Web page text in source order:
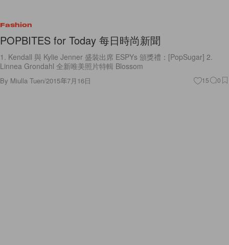
Fashion
POPBITES for Today 每日時尚新聞
1. Kendall 與 Kylie Jenner 盛裝出席 ESPYs 頒獎禮：[PopSugar] 2.
Linnea Grondahl 全新唯美照片特輯 Blossom
By Miulla Tuen/2015年7月16日 15 0